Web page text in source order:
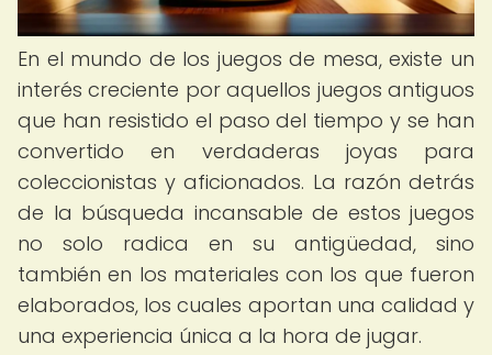
En el mundo de los juegos de mesa, existe un
interés creciente por aquellos juegos antiguos
que han resistido el paso del tiempo y se han
convertido en verdaderas joyas para
coleccionistas y aficionados. La razón detrás
de la búsqueda incansable de estos juegos
no solo radica en su antigüedad, sino
también en los materiales con los que fueron
elaborados, los cuales aportan una calidad y
una experiencia única a la hora de jugar.